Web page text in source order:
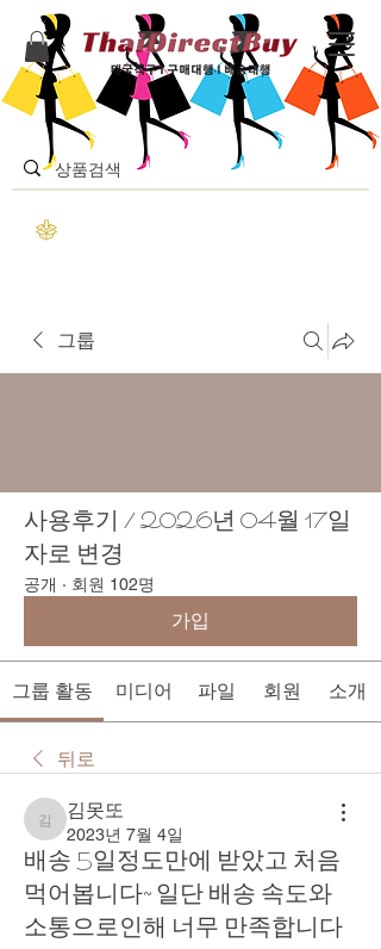
그룹
사용후기 / 2026년 04월 17일
자로 변경
공개 · 회원 102명
가입
그룹 활동 미디어 파일 회원 소개
뒤로
김못또
김못또
2023년 7월 4일
배송 5일정도만에 받았고 처음
먹어봅니다~ 일단 배송 속도와
소통으로인해 너무 만족합니다